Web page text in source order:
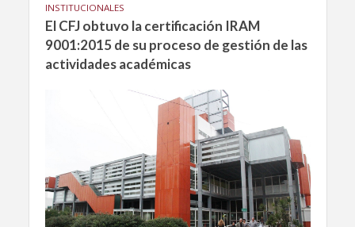
INSTITUCIONALES
El CFJ obtuvo la certificación IRAM
9001:2015 de su proceso de gestión de las
actividades académicas